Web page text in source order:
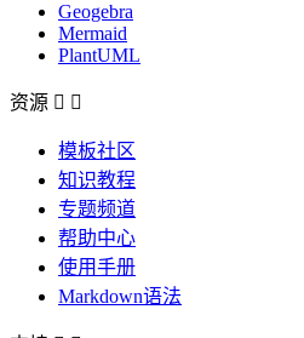
Geogebra
Mermaid
PlantUML
资源  
模板社区
知识教程
专题频道
帮助中心
使用手册
Markdown语法